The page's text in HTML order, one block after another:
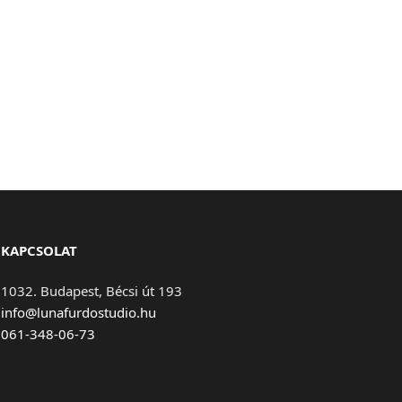
KAPCSOLAT
1032. Budapest, Bécsi út 193
info@lunafurdostudio.hu
061-348-06-73